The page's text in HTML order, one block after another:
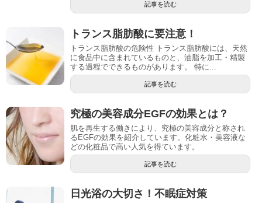
記事を読む
トランス脂肪酸に要注意！
トランス脂肪酸の危険性 トランス脂肪酸には、天然
に食品中に含まれているものと、油脂を加工・精製
する過程でできるものがあります。 特に...
記事を読む
究極の美容成分EGFの効果とは？
肌を再生する働きにより、究極の美容成分と称され
るEGFの効果を紹介しています。化粧水・美容液な
どの化粧品で高い人気を得ています。
記事を読む
日光浴の大切さ！不眠症対策